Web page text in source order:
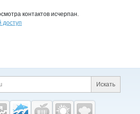
контактов исчерпан.
доступ
информация
Поиск по сайту и
Искать
полезные проекты